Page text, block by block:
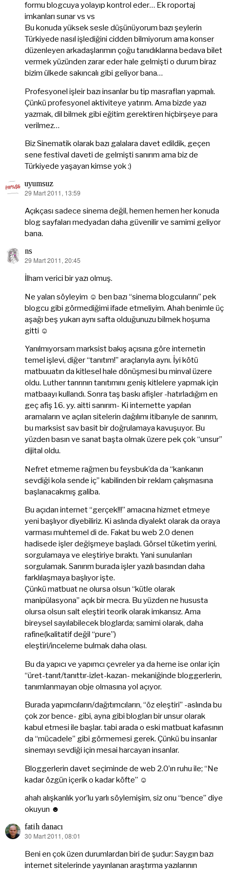
formu blogcuya yolayıp kontrol eder… Ek roportaj
imkanları sunar vs vs
Bu konuda yüksek sesle düşünüyorum bazı şeylerin
Türkiyede nasıl işlediğini cidden bilmiyorum ama konser
düzenleyen arkadaşlarımın çoğu tanıdıklarına bedava bilet
vermek yüzünden zarar eder hale gelmişti o durum biraz
bizim ülkede sakıncalı gibi geliyor bana…
Profesyonel işleir bazı insanlar bu tip masrafları yapmalı.
Çünkü profesyonel aktiviteye yatırım. Ama bizde yazı
yazmak, dil bilmek gibi eğitim gerektiren hiçbirşeye para
verilmez…
Biz Sinematik olarak bazı galalara davet edildik, geçen
sene festival daveti de gelmişti sanırım ama biz de
Türkiyede yaşayan kimse yok :)
uyumsuz
dedi
29 Mart 2011, 13:59
Açıkçası sadece sinema değil, hemen hemen her konuda
blog sayfaları medyadan daha güvenilir ve samimi geliyor
bana.
ns
dedi
ki:
29 Mart 2011, 20:45
İlham verici bir yazı olmuş.
Ne yalan söyleyim ☺ ben bazı “sinema blogcularını” pek
blogcu gibi görmediğimi ifade etmeliyim. Ahah benimle üç
aşağı beş yukarı aynı safta olduğunuzu bilmek hoşuma
gitti ☺
Yanılmıyorsam marksist bakış açısına göre internetin
temel işlevi, diğer “tanıtım!” araçlarıyla aynı. İyi kötü
matbuuatın da kitlesel hale dönüşmesi bu minval üzere
oldu. Luther tanrının tanıtımını geniş kitlelere yapmak için
matbaayı kullandı. Sonra taş baskı afişler -hatırladığım en
geç afiş 16. yy. aitti sanırım- Ki internette yapılan
aramaların ve açılan sitelerin dağılımı itibarıyle de sanırım,
bu marksist sav basit bir doğrulamaya kavuşuyor. Bu
yüzden basın ve sanat başta olmak üzere pek çok “unsur”
dijital oldu.
Nefret etmeme rağmen bu feysbuk’da da “kankanın
sevdiği kola sende iç” kabilinden bir reklam çalışmasına
başlanacakmış galiba.
Bu açıdan internet “gerçek!!!” amacına hizmet etmeye
yeni başlıyor diyebiliriz. Ki aslında diyalekt olarak da oraya
varması muhtemel di de. Fakat bu web 2.0 denen
hadisede işler değişmeye başladı. Görsel tüketim yerini,
sorgulamaya ve eleştiriye bıraktı. Yani sunulanları
sorgulamak. Sanırım burada işler yazılı basından daha
farklılaşmaya başlıyor işte.
Çünkü matbuat ne olursa olsun “kütle olarak
manipülasyona” açık bir mecra. Bu yüzden ne hususta
olursa olsun salt eleştiri teorik olarak imkansız. Ama
bireysel sayılabilecek bloglarda; samimi olarak, daha
rafine(kalitatif değil “pure”)
eleştiri/inceleme bulmak daha olası.
Bu da yapıcı ve yapımcı çevreler ya da herne ise onlar için
“üret-tanıt/tanıttır-izlet-kazan- mekaniğinde bloggerlerin,
tanımlanmayan obje olmasına yol açıyor.
Burada yapımcıların/dağıtımcıların, “öz eleştiri” -aslında bu
çok zor bence- gibi, ayna gibi blogları bir unsur olarak
kabul etmesi ile başlar. tabi arada o eski matbuat kafasının
da “mücadele” gibi görmemesi gerek. Çünkü bu insanlar
sinemayı sevdiği için mesai harcayan insanlar.
Bloggerlerin davet seçiminde de web 2.0’ın ruhu ile; “Ne
kadar özgün içerik o kadar köfte” ☺
ahah alışkanlık yor’lu yarlı söylemişim, siz onu “bence” diye
okuyun ☻
fatih danacı
dedi
30 Mart 2011, 08:01
Beni en çok üzen durumlardan biri de şudur: Saygın bazı
internet sitelerinde yayınlanan araştırma yazılarının